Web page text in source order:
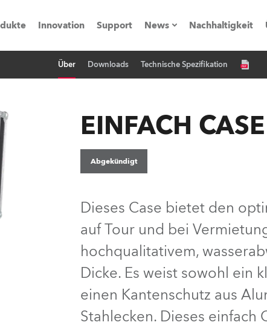
Generation)
Tutorials
technology SHED
Innovation Support News
Pressemitteilungen
Nachhaltigkeit
Über Downloads Technische Spezifikation
EINFACH
Abgekündigt
Dieses Case bietet den
auf Tour und bei
hochqualitativem,
Dicke. Es weist sowohl ein
einen Kantenschutz aus
Stahlecken. Dieses einfach